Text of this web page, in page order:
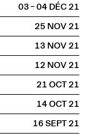
03 – 04 DÉC2021
25 NOV2021
13 NOV2021
12 NOV2021
21 OCT2021
14 OCT2021
16 SEPT2021